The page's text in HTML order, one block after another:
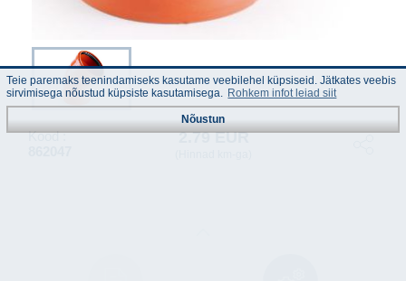
Kood :
2.79 EUR
Teie paremaks teenindamiseks kasutame veebilehel küpsiseid. Jätkates veebis
sirvimisega nõustud küpsiste kasutamisega. Rohkem infot leiad siit
Nõustun